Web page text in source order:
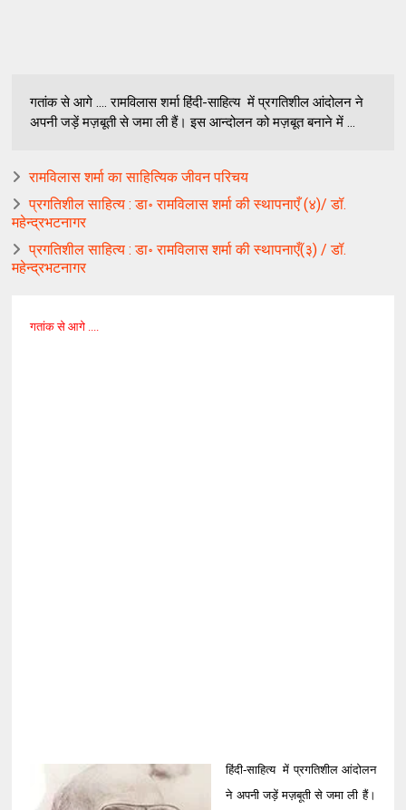
गतांक से आगे .... रामविलास शर्मा हिंदी-साहित्य में प्रगतिशील आंदोलन ने
अपनी जड़ें मज़बूती से जमा ली हैं। इस आन्दोलन को मज़बूत बनाने में ...
रामविलास शर्मा का साहित्यिक जीवन परिचय
प्रगतिशील साहित्य : डा॰ रामविलास शर्मा की स्थापनाएँ (४)/ डॉ.
महेन्द्रभटनागर
प्रगतिशील साहित्य : डा॰ रामविलास शर्मा की स्थापनाएँ(३) / डॉ.
महेन्द्रभटनागर
गतांक से आगे ....
हिंदी-साहित्य में प्रगतिशील आंदोलन
ने अपनी जड़ें मज़बूती से जमा ली हैं।